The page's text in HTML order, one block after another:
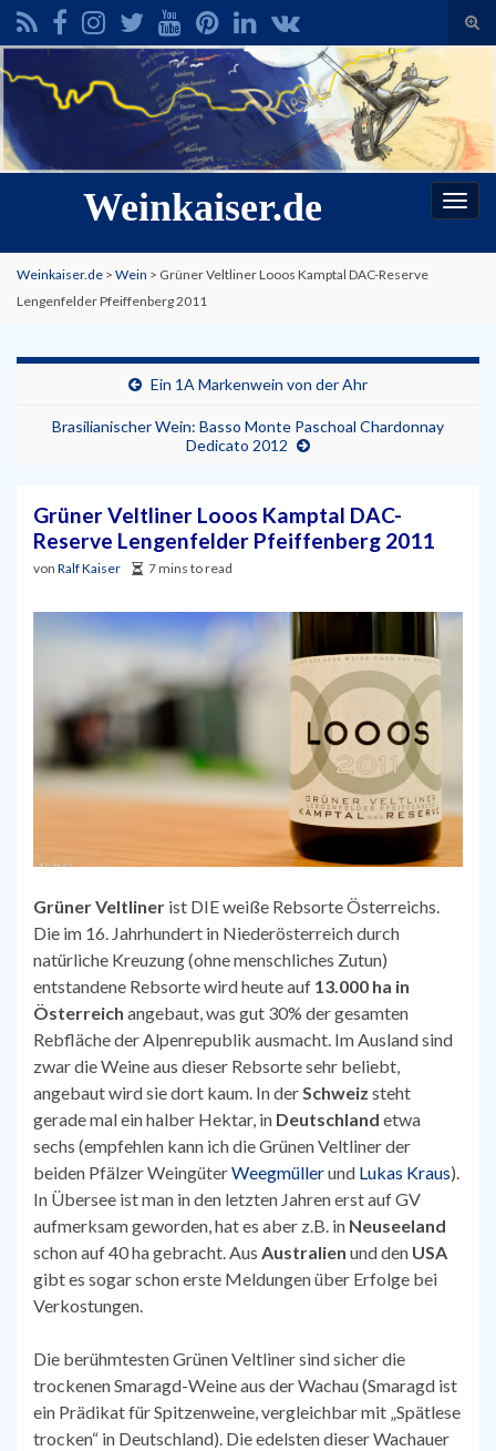
Search for:
Weinkaiser.de
Weinkaiser.de > Wein > Grüner Veltliner Looos Kamptal DAC-Reserve
Lengenfelder Pfeiffenberg 2011
Ein 1A Markenwein von der Ahr
Brasilianischer Wein: Basso Monte Paschoal Chardonnay
Dedicato 2012
Grüner Veltliner Looos Kamptal DAC-
Reserve Lengenfelder Pfeiffenberg 2011
von Ralf Kaiser 7 mins to read
Grüner Veltliner ist DIE weiße Rebsorte Österreichs.
Die im 16. Jahrhundert in Niederösterreich durch
natürliche Kreuzung (ohne menschliches Zutun)
entstandene Rebsorte wird heute auf 13.000 ha in
Österreich angebaut, was gut 30% der gesamten
Rebfläche der Alpenrepublik ausmacht. Im Ausland sind
zwar die Weine aus dieser Rebsorte sehr beliebt,
angebaut wird sie dort kaum. In derSchweiz steht
gerade mal ein halber Hektar, in Deutschland etwa
sechs (empfehlen kann ich die Grünen Veltliner der
beiden Pfälzer WeingüterWeegmüllerund Lukas Kraus).
In Übersee ist man in den letzten Jahren erst auf GV
aufmerksam geworden, hat es aber z.B. in Neuseeland
schon auf 40 ha gebracht. Aus Australien und den USA
gibt es sogar schon erste Meldungen über Erfolge bei
Verkostungen.
Die berühmtesten Grünen Veltliner sind sicher die
trockenen Smaragd-Weine aus der Wachau (Smaragd ist
ein Prädikat für Spitzenweine, vergleichbar mit „Spätlese
trocken“ in Deutschland). Die edelsten dieser Wachauer